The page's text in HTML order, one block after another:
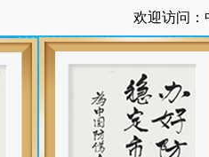
欢迎访问：中